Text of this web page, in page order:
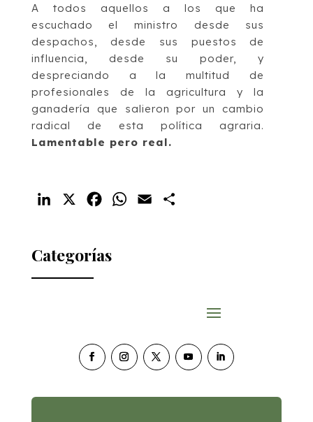
A todos aquellos a los que ha
escuchado el ministro desde sus
despachos, desde sus puestos de
influencia, desde su poder, y
despreciando a la multitud de
profesionales de la agricultura y la
ganadería que salieron por un cambio
radical de esta política agraria.
Lamentable pero real.
LinkedIn FacebookWhatsApp
Email
Categorías